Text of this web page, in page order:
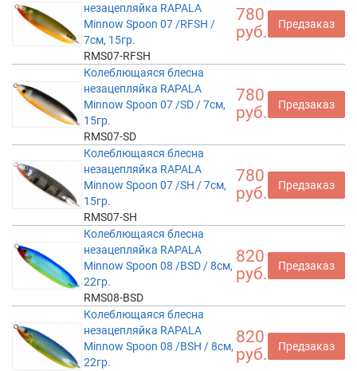
незацепляйка RAPALA
Minnow Spoon 07 /RFSH /
7см, 15гр.
RMS07-RFSH
780
руб.
Предзаказ
Колеблющаяся блесна
незацепляйка RAPALA
Minnow Spoon 07 /SD / 7см,
15гр.
RMS07-SD
780
руб.
Предзаказ
Колеблющаяся блесна
незацепляйка RAPALA
Minnow Spoon 07 /SH / 7см,
15гр.
RMS07-SH
780
руб.
Предзаказ
Колеблющаяся блесна
незацепляйка RAPALA
Minnow Spoon 08 /BSD / 8см,
22гр.
RMS08-BSD
820
руб.
Предзаказ
Колеблющаяся блесна
незацепляйка RAPALA
Minnow Spoon 08 /BSH / 8см,
22гр.
820
руб.
Предзаказ